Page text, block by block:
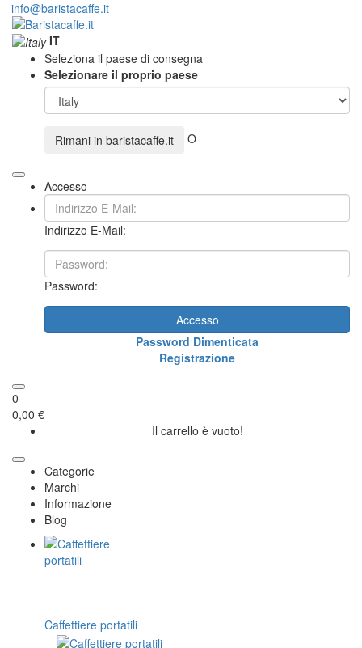
info@baristacaffe.it
IT
Seleziona il paese di consegna
Selezionare il proprio paese
Rimani in baristacaffe.it O
Accesso
Indirizzo E-Mail:
Password:
Accesso
Password Dimenticata
Registrazione
0
0,00 €
Il carrello è vuoto!
Categorie
Marchi
Informazione
Blog
Caffettiere portatili